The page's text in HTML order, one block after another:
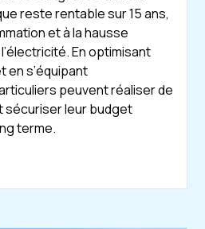
reste rentable sur 15 ans,
et à la hausse
En optimisant
en s’équipant
peuvent réaliser de
sécuriser leur budget
terme.